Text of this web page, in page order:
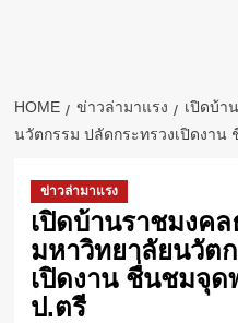
HOME ข่าวล่ามาแรง
เปิดบ้า
นวัตกรรม ปลัดกระทรวงเปิดงา
ข่าวล่ามาแรง
เปิดบ้านราชมงค
มหาวิทยาลัยนวัต
เปิดงาน ชื่นชมจุด
ป.ตรี